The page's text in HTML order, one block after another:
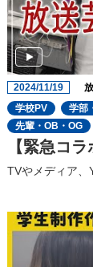
2024/11/19
学校PV
学部
先輩・OB・OG
【緊急コ
TVやメディア、